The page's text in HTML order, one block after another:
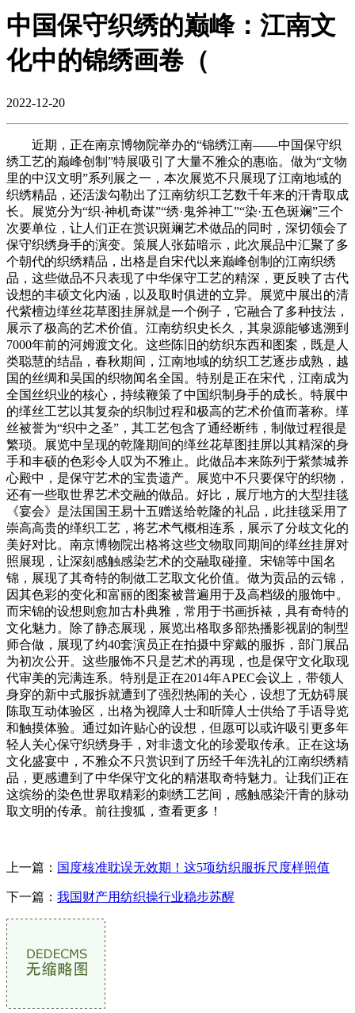
中国保守织绣的巅峰：江南文
化中的锦绣画卷（
2022-12-20
近期，正在南京博物院举办的“锦绣江南——中国保守织
绣工艺的巅峰创制”特展吸引了大量不雅众的惠临。做为“文物
里的中汉文明”系列展之一，本次展览不只展现了江南地域的
织绣精品，还活泼勾勒出了江南纺织工艺数千年来的汗青取成
长。展览分为“织·神机奇谋”“绣·鬼斧神工”“染·五色斑斓”三个
次要单位，让人们正在赏识斑斓艺术做品的同时，深切领会了
保守织绣身手的演变。策展人张茹暗示，此次展品中汇聚了多
个朝代的织绣精品，出格是自宋代以来巅峰创制的江南织绣
品，这些做品不只表现了中华保守工艺的精深，更反映了古代
设想的丰硕文化内涵，以及取时俱进的立异。展览中展出的清
代紫檀边缂丝花草图挂屏就是一个例子，它融合了多种技法，
展示了极高的艺术价值。江南纺织史长久，其泉源能够逃溯到
7000年前的河姆渡文化。这些陈旧的纺织东西和图案，既是人
类聪慧的结晶，春秋期间，江南地域的纺织工艺逐步成熟，越
国的丝绸和吴国的织物闻名全国。特别是正在宋代，江南成为
全国丝织业的核心，持续鞭策了中国织制身手的成长。特展中
的缂丝工艺以其复杂的织制过程和极高的艺术价值而著称。缂
丝被誉为“织中之圣”，其工艺包含了通经断纬，制做过程很是
繁琐。展览中呈现的乾隆期间的缂丝花草图挂屏以其精深的身
手和丰硕的色彩令人叹为不雅止。此做品本来陈列于紫禁城养
心殿中，是保守艺术的宝贵遗产。展览中不只要保守的织物，
还有一些取世界艺术交融的做品。好比，展厅地方的大型挂毯
《宴会》是法国国王易十五赠送给乾隆的礼品，此挂毯采用了
崇高高贵的缂织工艺，将艺术气概相连系，展示了分歧文化的
美好对比。南京博物院出格将这些文物取同期间的缂丝挂屏对
照展现，让深刻感触感染艺术的交融取碰撞。宋锦等中国名
锦，展现了其奇特的制做工艺取文化价值。做为贡品的云锦，
因其色彩的变化和富丽的图案被普遍用于及高档级的服饰中。
而宋锦的设想则愈加古朴典雅，常用于书画拆裱，具有奇特的
文化魅力。除了静态展现，展览出格取多部热播影视剧的制型
师合做，展现了约40套演员正在拍摄中穿戴的服拆，部门展品
为初次公开。这些服饰不只是艺术的再现，也是保守文化取现
代审美的完满连系。特别是正在2014年APEC会议上，带领人
身穿的新中式服拆就遭到了强烈热闹的关心，设想了无妨碍展
陈取互动体验区，出格为视障人士和听障人士供给了手语导览
和触摸体验。通过如许贴心的设想，但愿可以或许吸引更多年
轻人关心保守织绣身手，对非遗文化的珍爱取传承。正在这场
文化盛宴中，不雅众不只赏识到了历经千年洗礼的江南织绣精
品，更感遭到了中华保守文化的精湛取奇特魅力。让我们正在
这缤纷的染色世界取精彩的刺绣工艺间，感触感染汗青的脉动
取文明的传承。前往搜狐，查看更多！
上一篇： 国度核准耽误无效期！这5项纺织服拆尺度样照值
下一篇： 我国财产用纺织操行业稳步苏醒